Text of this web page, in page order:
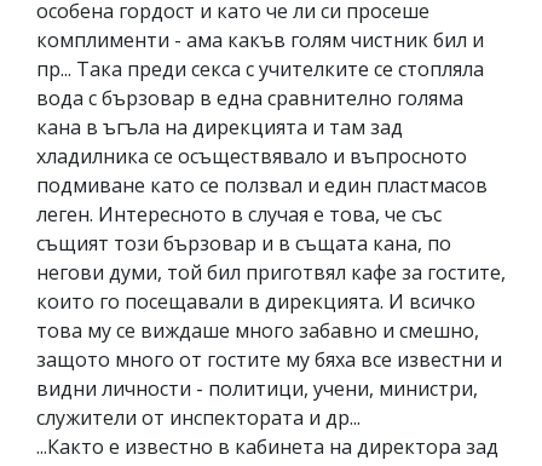
особена гордост и като че ли си просеше
комплименти - ама какъв голям чистник бил и
пр... Така преди секса с учителките се стопляла
вода с бързовар в една сравнително голяма
кана в ъгъла на дирекцията и там зад
хладилника се осъществявало и въпросното
подмиване като се ползвал и един пластмасов
леген. Интересното в случая е това, че със
същият този бързовар и в същата кана, по
негови думи, той бил приготвял кафе за гостите,
които го посещавали в дирекцията. И всичко
това му се виждаше много забавно и смешно,
защото много от гостите му бяха все известни и
видни личности - политици, учени, министри,
служители от инспектората и др...
...Както е известно в кабинета на директора зад